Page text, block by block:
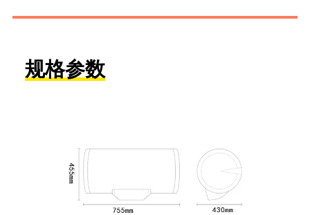
规格参数